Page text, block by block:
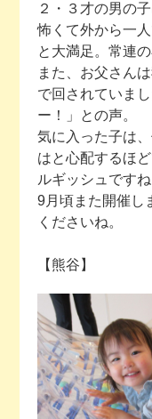
２・３才の男の
怖くて外から一
と大満足。常連
また、お父さん
で回されていま
ー！」との声。
気に入った子は
はと心配するほ
ルギッシュですね
9月頃また開催し
くださいね。
【熊谷】